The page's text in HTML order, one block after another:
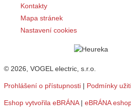
Kontakty
Mapa stránek
Nastavení cookies
© 2026, VOGEL electric, s.r.o.
Prohlášení o přístupnosti | Podmínky
Eshop vytvořila eBRÁNA| eBRÁNA